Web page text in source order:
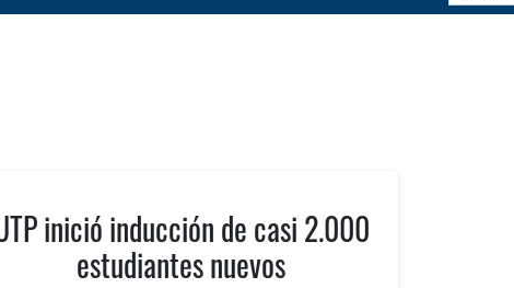
inició inducción de casi 2.000
estudiantes nuevos